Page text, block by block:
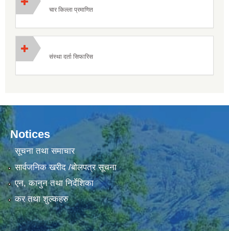
चार किल्ला प्रमाणित
संस्था दर्ता सिफारिस
Notices
सूचना तथा समाचार
सार्वजनिक खरीद /बोलपत्र सूचना
एन, कानुन तथा निर्देशिका
कर तथा शुल्कहरु